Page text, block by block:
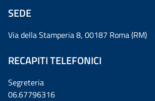
SEDE
Via della Stamperia 8, 00187 Roma (RM)
RECAPITI TELEFONICI
Segreteria
06.67796316